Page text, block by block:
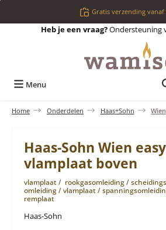
Ga naar de hoofdinhoudGratis verzending vanaf
Heb je een vraag?Ondersteuning
Menu
Home Onderdelen Haas+Sohn Wien
Haas-Sohn Wien
vlamplaat boven
vlamplaat / rookgasomleiding /
omleiding / vlamplaat /
remplaat
Haas-Sohn